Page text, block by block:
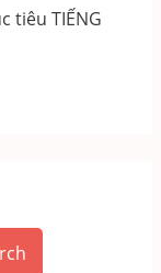
tiêu TIẾNG